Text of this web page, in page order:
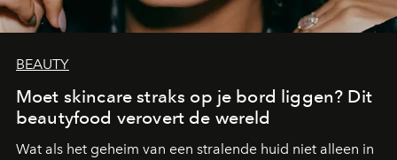
BEAUTY
Moet skincare straks op je bord liggen? Dit
beautyfood verovert de wereld
Wat als het geheim van een stralende huid niet alleen in